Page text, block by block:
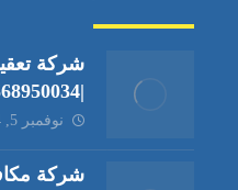
شركة
|0568950034| تعقيم فلل
نوفمبر 5, 2024
شركة